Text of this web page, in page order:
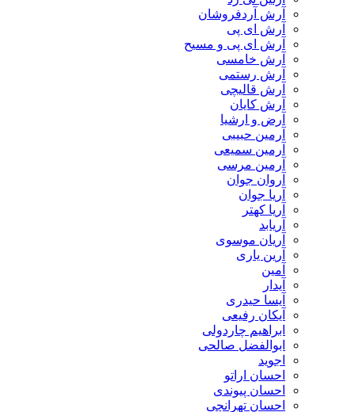
آرش آردفروشان
آرش ای پی
آرش ای پی و مسیح
آرش خامسی
آرش رستمی
آرش قالیچی
آرش کایان
​آرض و ارشیا
آرمین حبیبی
آرمین سمیعی
آرمین مرسی
آروان جوان
آریا جوان
آریا کهتر
آریابد
آریان موسوی
آرین یاری
آمین
آیدار
آیسا حیدری
آیکان رفیعی
ابراهیم چاردولی
ابوالفضل صالحی
اجوید
احسان اراتو
احسان پیوندی
احسان تهرانچی